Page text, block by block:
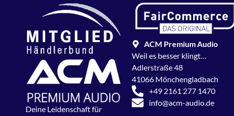
Deine Leidenschaft für
ACM Premium Audio
Weil es besser klingt…
Adlerstraße 48
41066 Mönchengladbach
+49 2161 277 1470
info@acm-audio.de